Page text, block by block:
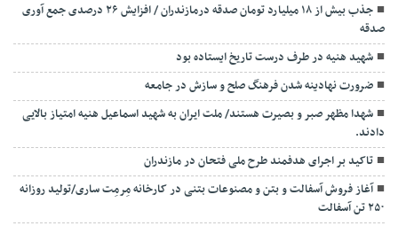
جذب بیش از ۱۸ میلیارد تومان صدقه درمازندران / افزایش ۲۶ درصدی جمع آوری
صدقه
شهید هنیه در طرف درست تاریخ ایستاده بود
ضرورت نهادینه شدن فرهنگ صلح و سازش در جامعه
شهدا مظهر صبر و بصیرت هستند/ ملت ایران به شهید اسماعیل هنیه امتیاز بالایی
دادند.
تاکید بر اجرای هدفمند طرح ملی فتحان در مازندران
آغاز فروش آسفالت و بتن و مصنوعات بتنی در کارخانه مِرمِت ساری/تولید روزانه
۲۵۰ تن آسفالت